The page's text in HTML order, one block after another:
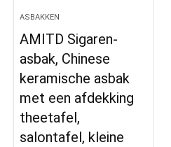
ASBAKKEN
AMITD Sigaren-
asbak, Chinese
keramische asbak
met een afdekking
theetafel,
salontafel, kleine